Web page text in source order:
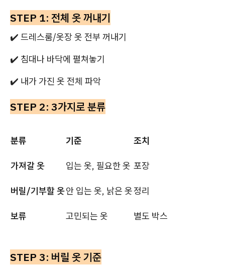
STEP 1: 전체 옷 꺼내기
✔️ 드레스룸/옷장 옷 전부 꺼내기
✔️ 침대나 바닥에 펼쳐놓기
✔️ 내가 가진 옷 전체 파악
STEP 2: 3가지로 분류
분류 기준 조치
가져갈 옷 입는 옷, 필요한 옷 포장
버릴/기부할 옷안 입는 옷, 낡은 옷정리
보류 고민되는 옷 별도 박스
STEP 3: 버릴 옷 기준